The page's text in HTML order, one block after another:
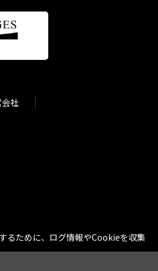
社
るために、ログ情報やCookieを収集